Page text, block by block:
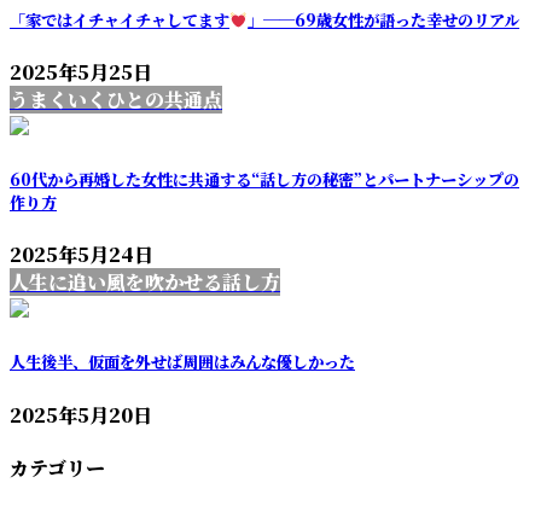
「家ではイチャイチャしてます 」──69歳女性が語った幸せのリアル
2025年5月25日
うまくいくひとの共通点
60代から再婚した女性に共通する“話し方の秘密”とパートナーシップの
作り方
2025年5月24日
人生に追い風を吹かせる話し方
人生後半、仮面を外せば周囲はみんな優しかった
2025年5月20日
カテゴリー